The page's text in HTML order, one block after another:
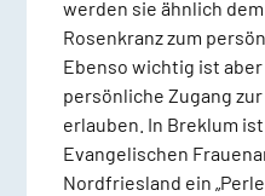
werden sie ähnlich
Rosenkranz zum
Ebenso wichtig ist
persönliche Zugang
erlauben. In Breklum
Evangelischen
Nordfriesland ein